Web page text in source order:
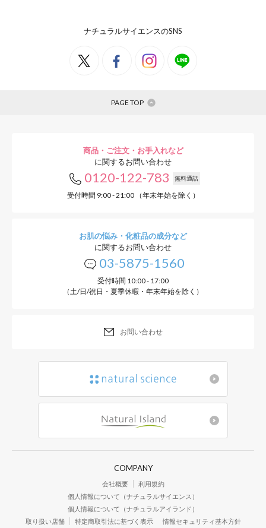
ナチュラルサイエンスのSNS
PAGE TOP
商品・ご注文・お手入れなど
に関するお問い合わせ
0120-122-783 無料通話
受付時間 9:00 - 21:00 （年末年始を除く）
お肌の悩み・化粧品の成分など
に関するお問い合わせ
03-5875-1560
受付時間 10:00 - 17:00
（土/日/祝日・夏季休暇・年末年始を除く）
お問い合わせ
COMPANY
会社概要
利用規約
個人情報について（ナチュラルサイエンス）
個人情報について（ナチュラルアイランド）
取り扱い店舗
特定商取引法に基づく表示 情報セキュリティ基本方針